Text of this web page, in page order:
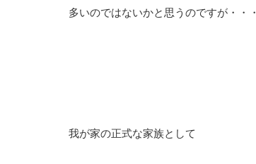
多いのではないかと思うのですが・・・
我が家の正式な家族として